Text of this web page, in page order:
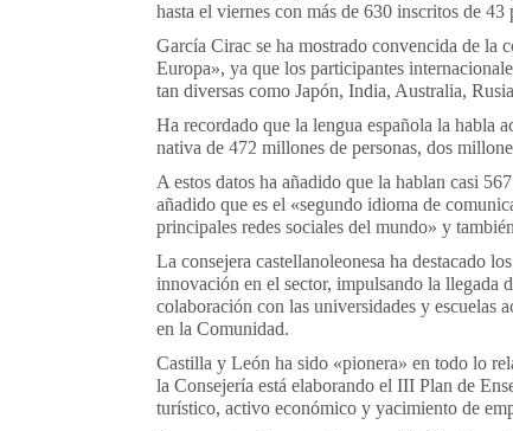
hasta el viernes con más de 630 inscritos de 43
García Cirac se ha mostrado convencida de la
Europa», ya que los participantes
tan diversas como Japón, India, Australia,
Ha recordado que la lengua española la habla
nativa de 472 millones de personas, dos
A estos datos ha añadido que la hablan casi
añadido que es el «segundo idioma de
principales redes sociales del mundo» y
La consejera castellanoleonesa ha destacado
innovación en el sector, impulsando la llegada
colaboración con las universidades y escuelas
en la Comunidad.
Castilla y León ha sido «pionera» en todo lo
la Consejería está elaborando el III Plan de
turístico, activo económico y yacimiento de